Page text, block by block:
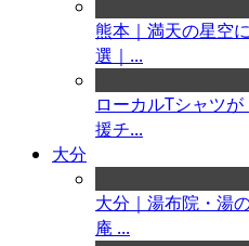
熊本｜満天の星空
選｜...
ローカルTシャツ
援チ...
大分
大分｜湯布院・湯
庵 ...